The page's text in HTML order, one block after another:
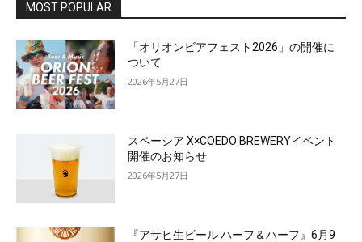
MOST POPULAR
「オリオンビアフェスト2026」の開催に
ついて
2026年5月27日
スペーシア X×COEDO BREWERYイベント
開催のお知らせ
2026年5月27日
『アサヒ生ビール ハーフ＆ハーフ』6月9